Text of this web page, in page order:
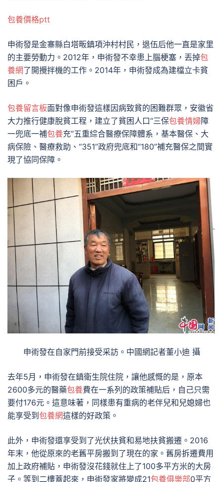
包養價格ptt
申術發是金寨縣白塔畈鎮項沖村村民，退伍后他一直是家里
的主要勞動力。2012年，申術發不幸患上腦梗塞，丟掉包
養網了開攪拌機的工作。2014年，申術發成為建檔立卡貧
困戶。
包養留言板面對像申術發這樣因病致貧的困難群眾，安徽省
大力推行健康脫貧工程，建立了貧困人口“三保包養情婦障
一兜底一補包養充”五重綜合醫療保障體系，基本醫保、大
病保險、醫療救助、“351”政府兜底和“180”補充醫保之間實
現了協同保障。
申術發在自家門前接受采訪。中國網記者董小迪 攝
去年5月，申術發在鎮衛生院住院，讓他感慨的是，原本
2600多元的醫藥包養費在一系列的政策補貼后，自己只需
要付176元。這意味著，同樣患有重病的老伴兒和兒媳婦也
能享受到 包養網這樣的好政策。
此外，申術發還享受到了光伏扶貧和易地扶貧搬遷。2016
年末，他從原來的老舊平房搬到了現在的家。舊房拆遷費用
加上政府補貼，申術發沒花錢就住上了100多平方米的大房
子。等到二樓蓋起來，申術發家將變成21包養俱樂部0平方